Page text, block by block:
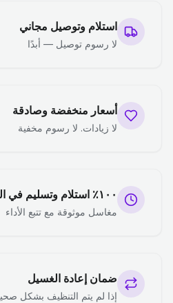
استلام وتوصيل مجاني
لا رسوم توصيل — أبدًا
أسعار منخفضة وصادقة
لا زيادات. لا رسوم مخفية
١٠٠٪ استلام وتسليم في الوقت
مغاسل موثوقة مع تتبع الأداء
ضمان إعادة الغسيل
إذا لم يتم التنظيف بشكل